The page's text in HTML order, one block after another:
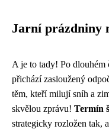
Jarní prázdniny
A je to tady! Po dlouhém
přichází zasloužený
těm, kteří milují sníh a
skvělou zprávu! Termín
strategicky rozložen tak,